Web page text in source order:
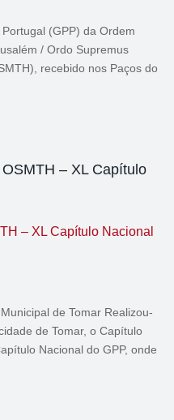
(GPP) da Ordem
/ Ordo Supremus
recebido nos Paços do
– XL Capítulo Nacional
de Tomar Realizou-
de Tomar, o Capítulo
Nacional do GPP, onde